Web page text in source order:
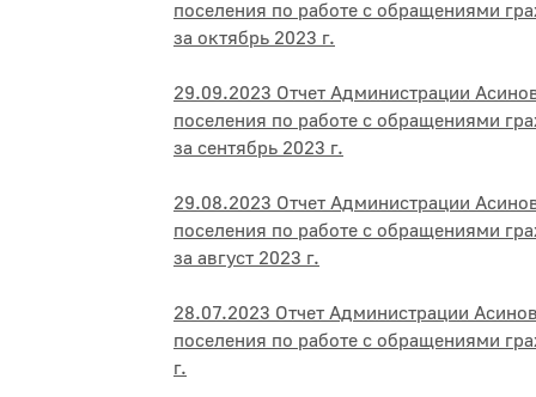
поселения по работе с обращениями
за октябрь 2023 г.
29.09.2023 Отчет Администрации
поселения по работе с обращениями
за сентябрь 2023 г.
29.08.2023 Отчет Администрации
поселения по работе с обращениями
за август 2023 г.
28.07.2023 Отчет Администрации
поселения по работе с обращениями
г.